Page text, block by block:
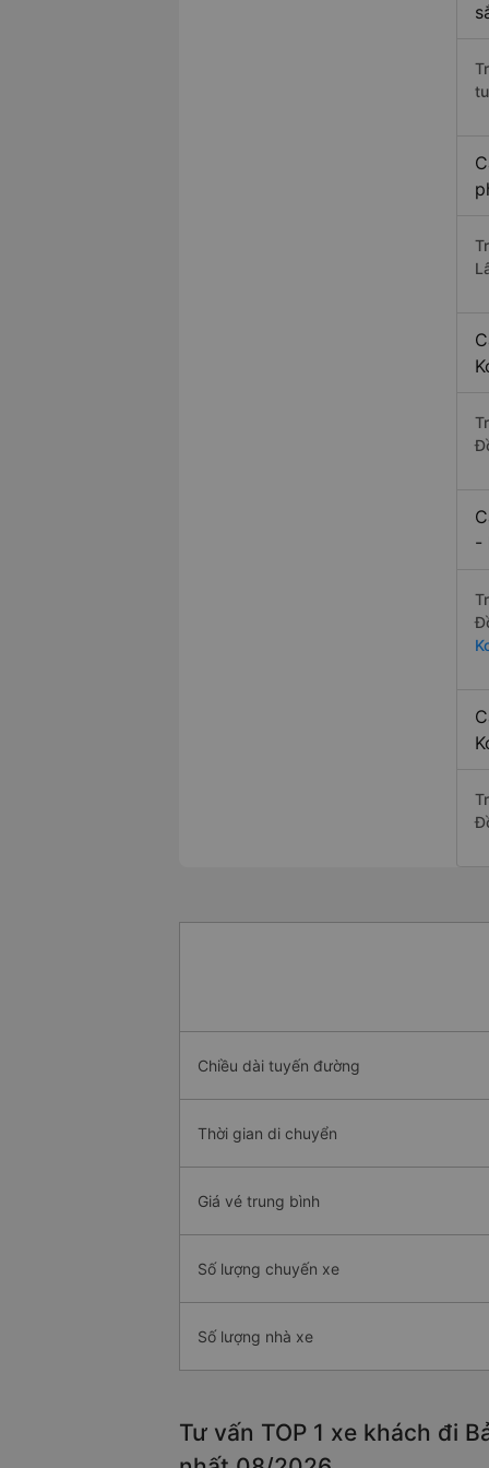
-
Chiều dài tuyến đường
Thời gian di chuyển
Giá vé trung bình
Số lượng chuyến xe
Số lượng nhà xe
Tư vấn TOP 1 xe khách đi